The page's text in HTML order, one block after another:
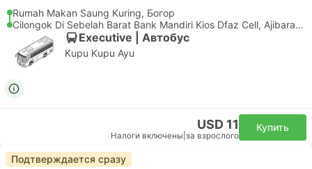
Rumah Makan Saung Kuring, Богор
Cilongok Di Sebelah Barat Bank Mandiri Kios Dfaz Cell, Ajibarang
Executive | Автобус
Kupu Kupu Ayu
USD 11
Налоги включены за взрослого
Купить
Подтверждается сразу